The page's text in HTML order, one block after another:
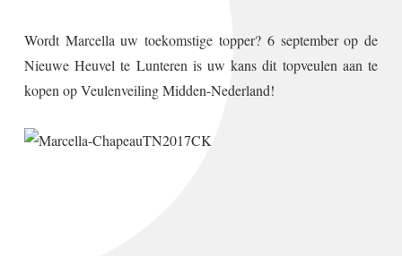
Wordt Marcella uw toekomstige topper? 6 september op de
Nieuwe Heuvel te Lunteren is uw kans dit topveulen aan te
kopen op Veulenveiling Midden-Nederland!